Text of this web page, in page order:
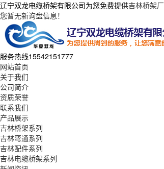
辽宁双龙电缆桥架有限公司为您免费提供吉林桥架厂
您暂无新询盘信息！
服务热线15542151777
网站首页
关于我们
公司简介
资质荣誉
联系我们
产品展示
吉林桥架系列
吉林弯通系列
吉林配件系列
吉林电缆桥架系列